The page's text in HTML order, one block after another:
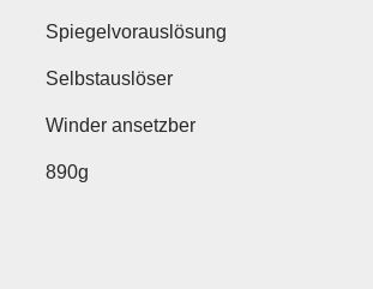
Spiegelvorauslösung
Selbstauslöser
Winder ansetzber
890g